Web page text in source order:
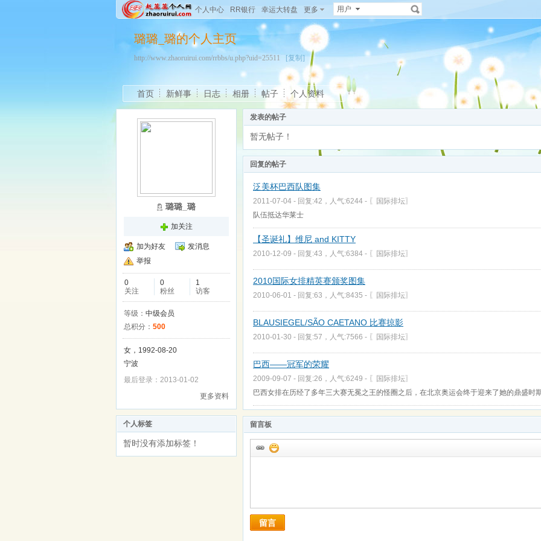
个人中心 RR银行 幸运大转盘 更多 用户
璐璐_璐的个人主页
http://www.zhaoruirui.com/rrbbs/u.php?uid=25511 [复制]
首页 新鲜事 日志 相册 帖子 个人资料
璐璐_璐
加关注
加为好友
发消息
举报
0
关注
0
粉丝
1
访客
等级： 中级会员
总积分： 500
女，1992-08-20
宁波
最后登录：2013-01-02
更多资料
个人标签
暂时没有添加标签！
发表的帖子
暂无帖子！
回复的帖子
泛美杯巴西队图集
2011-07-04 - 回复:42，人气:6244 - 〖国际排坛〗
队伍抵达华莱士
【圣诞礼】维尼 and KITTY
2010-12-09 - 回复:43，人气:6384 - 〖国际排坛〗
2010国际女排精英赛颁奖图集
2010-06-01 - 回复:63，人气:8435 - 〖国际排坛〗
BLAUSIEGEL/SÃO CAETANO 比赛掠影
2010-01-30 - 回复:57，人气:7566 - 〖国际排坛〗
巴西——冠军的荣耀
2009-09-07 - 回复:26，人气:6249 - 〖国际排坛〗
巴西女排在历经了多年三大赛无冕之王的怪圈之后，在北京奥运会终于迎来了她的鼎盛时
留言板
留言